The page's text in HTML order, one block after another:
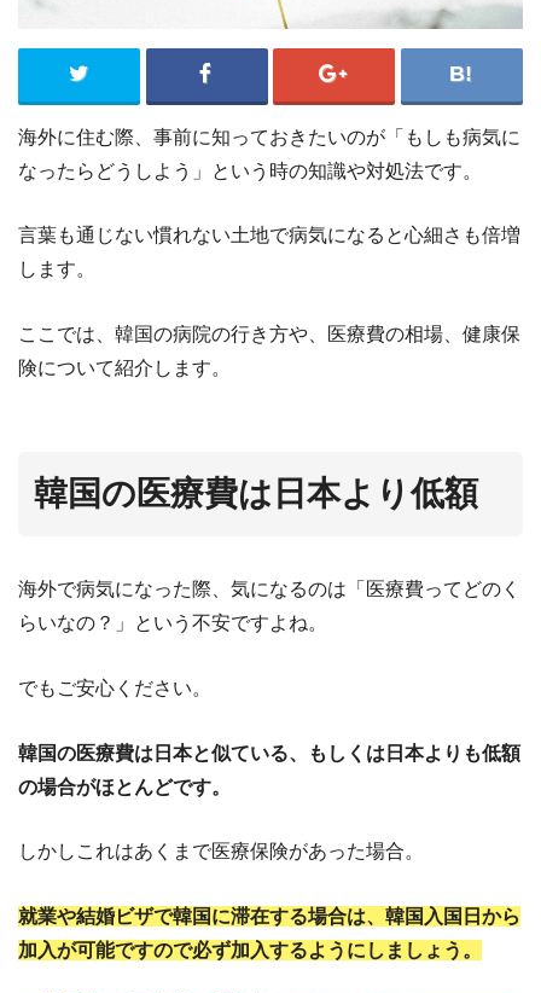
海外に住む際、事前に知っておきたいのが「もしも病気に
なったらどうしよう」という時の知識や対処法です。
言葉も通じない慣れない土地で病気になると心細さも倍増
します。
ここでは、韓国の病院の行き方や、医療費の相場、健康保
険について紹介します。
韓国の医療費は日本より低額
海外で病気になった際、気になるのは「医療費ってどのく
らいなの？」という不安ですよね。
でもご安心ください。
韓国の医療費は日本と似ている、もしくは日本よりも低額
の場合がほとんどです。
しかしこれはあくまで医療保険があった場合。
就業や結婚ビザで韓国に滞在する場合は、韓国入国日から
加入が可能ですので必ず加入するようにしましょう。